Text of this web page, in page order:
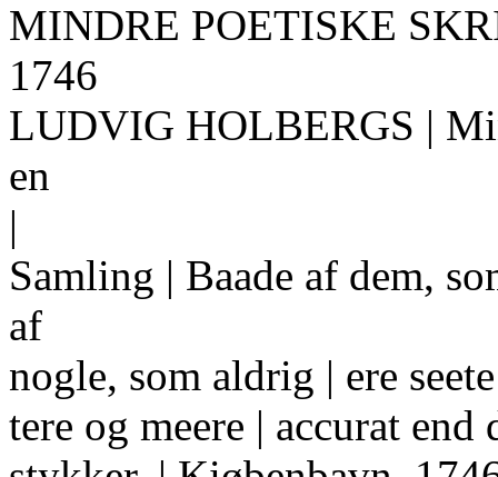
MINDRE POETISKE
1746
LUDVIG HOLBERGS |
en
|
Samling | Baade af dem,
af
nogle, som aldrig | ere
tere og meere | accurat